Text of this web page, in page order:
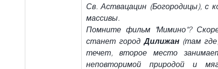
Св. Аствацацин (Богородицы), с
массивы.
Помните фильм "Мимино"?
станет город Дилижан (там где,
течет, второе место
неповторимой природой и